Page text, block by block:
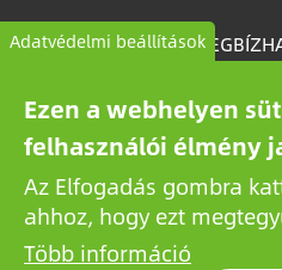
KIEMELTEN
A BCP Rating©
algoritmus, amely több
vállalkozás céginformációs
kategorizálja a
Adatvédelmi beállítások
Ezen a webhelyen
felhasználói élmény
Az Elfogadás gombra
ahhoz, hogy ezt
Több információ